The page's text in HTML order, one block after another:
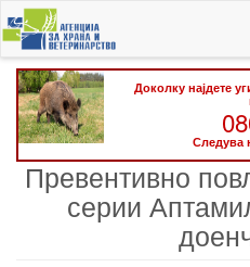
Skip
to
main
content
Доколку најдете
Следува
Превентивно
серии